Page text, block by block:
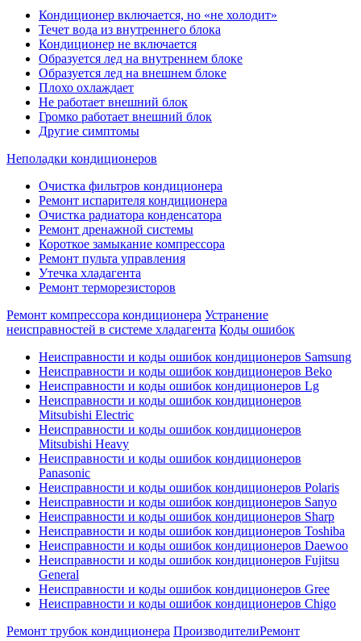
Кондиционер включается, но «не холодит»
Течет вода из внутреннего блока
Кондиционер не включается
Образуется лед на внутреннем блоке
Образуется лед на внешнем блоке
Плохо охлаждает
Не работает внешний блок
Громко работает внешний блок
Другие симптомы
Неполадки кондиционеров
Очистка фильтров кондиционера
Ремонт испарителя кондиционера
Очистка радиатора конденсатора
Ремонт дренажной системы
Короткое замыкание компрессора
Ремонт пульта управления
Утечка хладагента
Ремонт терморезисторов
Ремонт компрессора кондиционера Устранение
неисправностей в системе хладагента Коды ошибок
Неисправности и коды ошибок кондиционеров Samsung
Неисправности и коды ошибок кондиционеров Beko
Неисправности и коды ошибок кондиционеров Lg
Неисправности и коды ошибок кондиционеров
Mitsubishi Electric
Неисправности и коды ошибок кондиционеров
Mitsubishi Heavy
Неисправности и коды ошибок кондиционеров
Panasonic
Неисправности и коды ошибок кондиционеров Polaris
Неисправности и коды ошибок кондиционеров Sanyo
Неисправности и коды ошибок кондиционеров Sharp
Неисправности и коды ошибок кондиционеров Toshiba
Неисправности и коды ошибок кондиционеров Daewoo
Неисправности и коды ошибок кондиционеров Fujitsu
General
Неисправности и коды ошибок кондиционеров Gree
Неисправности и коды ошибок кондиционеров Chigo
Ремонт трубок кондиционера ПроизводителиРемонт